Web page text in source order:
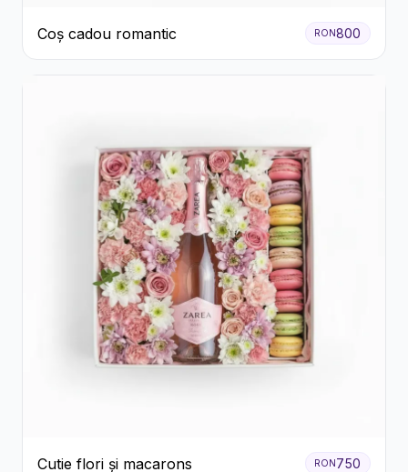
Coș cadou romantic RON800
Cutie flori și macarons RON750